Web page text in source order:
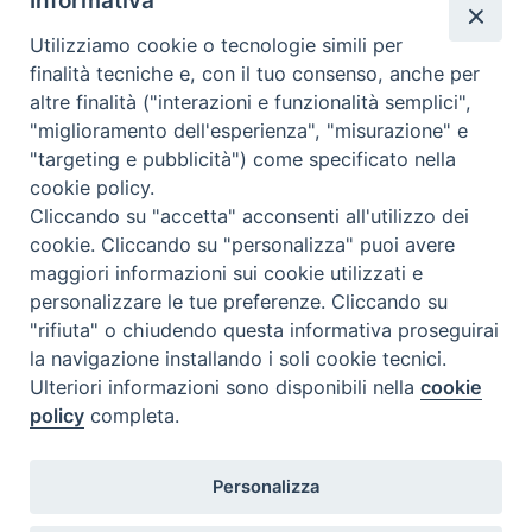
Maggiore
a
Palermo
incontra
gli
allievi
dell’Istituto
“Don
Bosco”
–
Villa
Ranchibile
Insieme - ottobre 2022 paadolescente, paranchibile
1 Pagina successiva »
Ispettoria Salesiana Sicula “San Paolo”
Via Cifali 5-7
95123 Catania - Italia
Responsabile protezione dati: dpo@sdbsicilia.org
Utilizziamo cookie o tecnologie simili per
finalità tecniche e, con il tuo consenso, anche per
altre finalità ("interazioni e funzionalità semplici",
"miglioramento dell'esperienza", "misurazione" e
"targeting e pubblicità") come specificato nella
cookie policy.
Cliccando su "accetta" acconsenti all'utilizzo dei
cookie. Cliccando su "personalizza" puoi avere
maggiori informazioni sui cookie utilizzati e
personalizzare le tue preferenze. Cliccando su
"rifiuta" o chiudendo questa informativa proseguirai
la navigazione installando i soli cookie tecnici.
Ulteriori informazioni sono disponibili nellacookie
policy completa.
Personalizza